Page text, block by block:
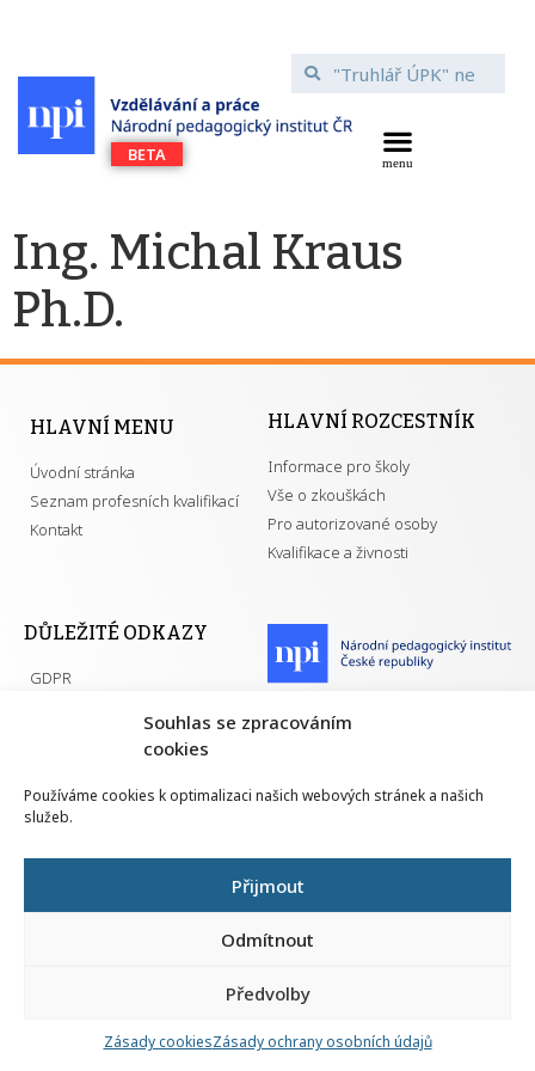
Souhlas se zpracováním
cookies
Používáme cookies k optimalizaci našich webových stránek a našich
služeb.
Přijmout
Odmítnout
Předvolby
Zásady cookiesZásady ochrany osobních údajů
Ing. Michal Kraus
Ph.D.
HLAVNÍ MENU
Úvodní stránka
Seznam profesních kvalifikací
Kontakt
HLAVNÍ ROZCESTNÍK
Informace pro školy
Vše o zkouškách
Pro autorizované osoby
Kvalifikace a živnosti
DŮLEŽITÉ ODKAZY
GDPR
Přehled PK pro splnění MZK
Národní pedagogický institut ČR